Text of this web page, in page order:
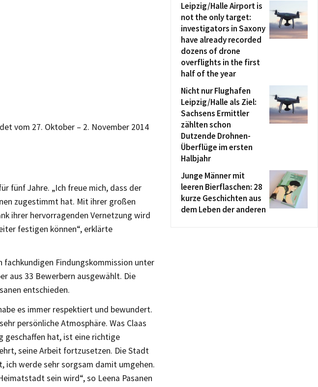
vom 27. Oktober – 2. November 2014
fünf Jahre. „Ich freue mich, dass der
zugestimmt hat. Mit ihrer großen
ihrer hervorragenden Vernetzung wird
festigen können“, erklärte
fachkundigen Findungskommission unter
aus 33 Bewerbern ausgewählt. Die
entschieden.
es immer respektiert und bewundert.
persönliche Atmosphäre. Was Claas
geschaffen hat, ist eine richtige
seine Arbeit fortzusetzen. Die Stadt
ich werde sehr sorgsam damit umgehen.
sein wird“, so Leena Pasanen
Leipzig/Halle Airport is
not the only target:
investigators in Saxony
have already recorded
dozens of drone
overflights in the first
half of the year
Nicht nur Flughafen
Leipzig/Halle als Ziel:
Sachsens Ermittler
zählten schon
Dutzende Drohnen-
Überflüge im ersten
Halbjahr
Junge Männer mit
leeren Bierflaschen: 28
kurze Geschichten aus
dem Leben der anderen